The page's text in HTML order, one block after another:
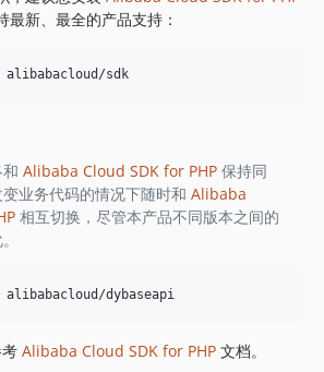
新、最全的产品支持：
Alibaba Cloud SDK for PHP保持同
业务代码的情况下随时和 Alibaba
相互切换，尽管本产品不同版本之间的
Alibaba Cloud SDK for PHP 文档。